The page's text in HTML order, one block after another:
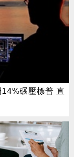
碾壓標普 直